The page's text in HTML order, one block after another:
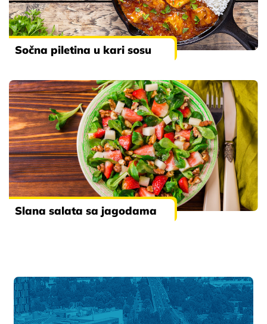
Sočna piletina u kari sosu
Slana salata sa jagodama